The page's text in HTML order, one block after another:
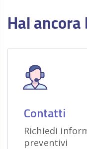
Hai
Contatti
Richiedi
preventivi